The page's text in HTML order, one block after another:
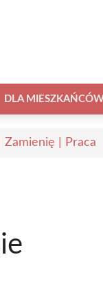
DLA
Zamienię | Praca